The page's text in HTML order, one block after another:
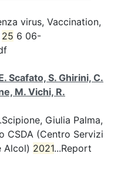
virus, Vaccination,
25 6 06-
Scafato, S. Ghirini, C.
M. Vichi, R.
Giulia Palma,
CSDA (Centro Servizi
Alcol) 2021...Report